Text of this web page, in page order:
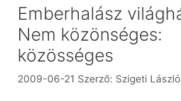
Emberhalász
Nem közönséges:
közösséges
2009-06-21 Szerző: Szigeti László